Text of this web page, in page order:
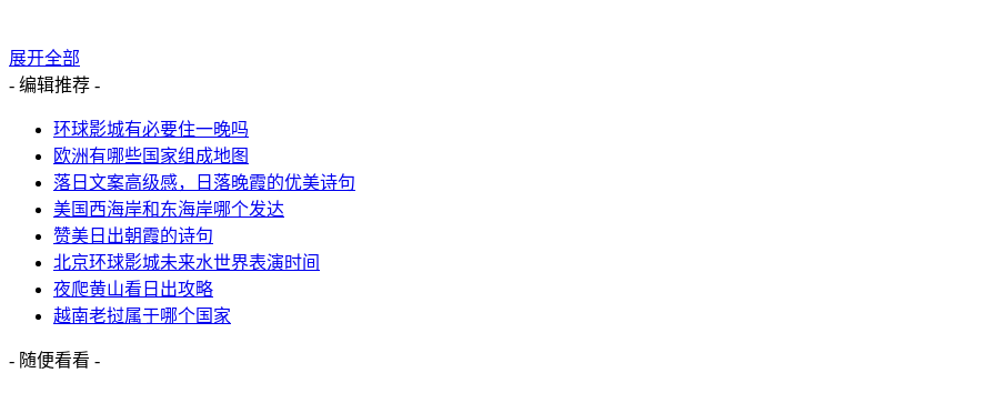
展开全部
- 编辑推荐 -
环球影城有必要住一晚吗
欧洲有哪些国家组成地图
落日文案高级感，日落晚霞的优美诗句
美国西海岸和东海岸哪个发达
赞美日出朝霞的诗句
北京环球影城未来水世界表演时间
夜爬黄山看日出攻略
越南老挝属于哪个国家
- 随便看看 -